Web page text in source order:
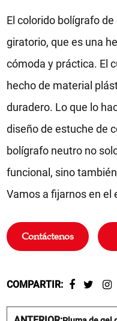
El colorido bolígrafo
giratorio, que es una
cómoda y práctica. El
hecho de material
duradero. Lo que lo
diseño de estuche de
bolígrafo neutro no
funcional, sino
Vamos a fijarnos en el
colorido que lleva el
bolígrafos de colores
Contáctenos
COMPARTIR: